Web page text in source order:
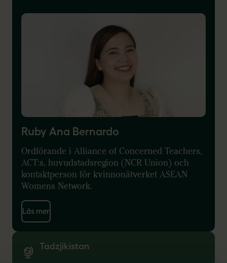
Ruby Ana Bernardo
Ordförande i Alliance of Concerned Teachers,
ACT:s, huvudstadsregion (NCR Union) och
kontaktperson för kvinnonätverket ASEAN
Womens Network.
Läs mer
Tadzjikistan